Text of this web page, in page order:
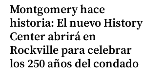
Montgomery hace
historia: El nuevo History
Center abrirá en
Rockville para celebrar
los 250 años del condado